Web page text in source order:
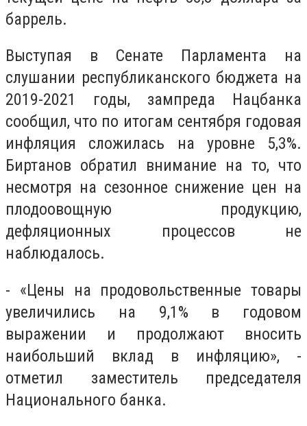
баррель.
Выступая в Сенате Парламента на
слушании республиканского бюджета на
2019-2021 годы, зампреда Нацбанка
сообщил, что по итогам сентября годовая
инфляция сложилась на уровне 5,3%.
Биртанов обратил внимание на то, что
несмотря на сезонное снижение цен на
плодоовощную продукцию,
дефляционных процессов не
наблюдалось.
- «Цены на продовольственные товары
увеличились на 9,1% в годовом
выражении и продолжают вносить
наибольший вклад в инфляцию», -
отметил заместитель председателя
Национального банка.